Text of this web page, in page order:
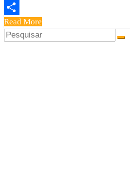
Email
Share
Read More